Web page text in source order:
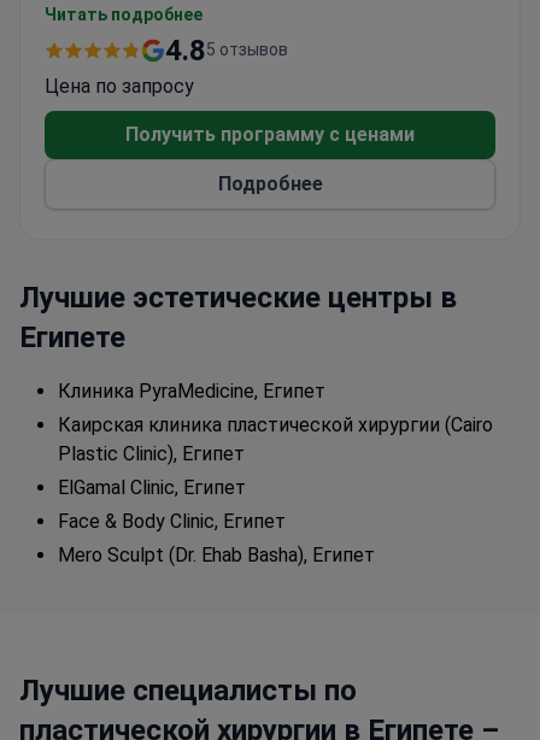
хирург-консультант с более чем 35-летним
опытом работы. Клиника занимается лечением
абдоминопластикой. Также предлагаются
ринопластика, подтяжка лица и коррекция ушей.
Доктор Баша умеет отличать настоящую
гинекомастию от скопления жира, что
позволяет добиться точных результатов. Его
повседневной жизни уже через несколько дней
после операции. Доктор Баша имеет
пластической и реконструктивной хирургии.
Клиника обеспечивает медицинское
наблюдение до полного выздоровления.
Читать подробнее
4.85 отзывов
Цена по запросу
Получить программу с ценами
Подробнее
Лучшие эстетические центры в
Египете
Клиника PyraMedicine, Египет
Каирская клиника пластической хирургии (Cairo
Plastic Clinic), Египет
ElGamal Clinic, Египет
Face & Body Clinic, Египет
Mero Sculpt (Dr. Ehab Basha), Египет
Лучшие специалисты по
пластической хирургии в Египете –